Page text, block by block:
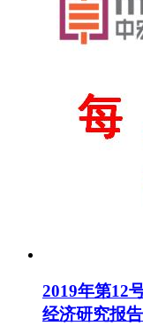
2019年第12
经济研究报告